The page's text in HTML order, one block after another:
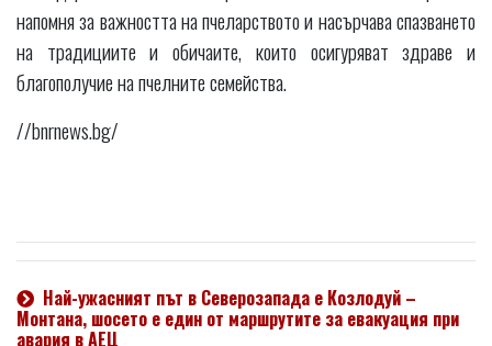
напомня за важността на пчеларството и насърчава спазването
на традициите и обичаите, които осигуряват здраве и
благополучие на пчелните семейства.
//bnrnews.bg/
Най-ужасният път в Северозапада е Козлодуй –
Монтана, шосето е един от маршрутите за евакуация при
авария в АЕЦ